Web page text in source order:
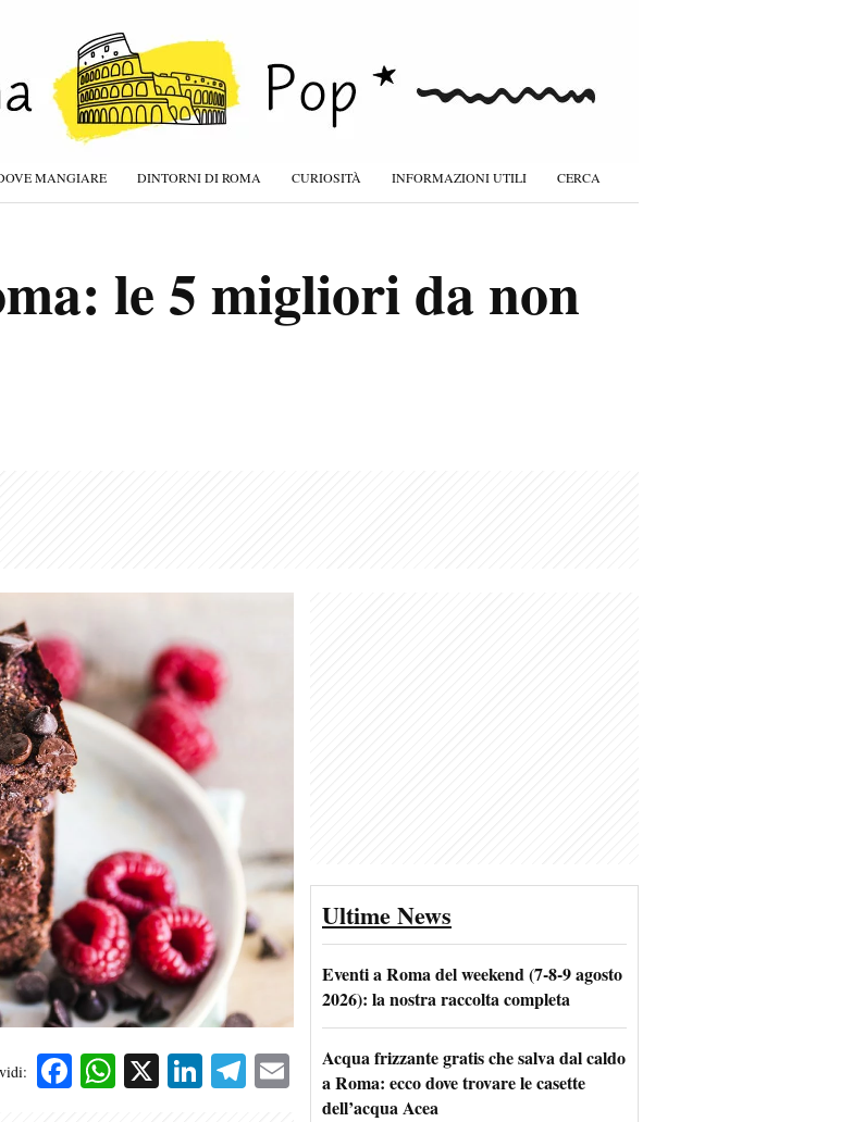
MANGIARE DINTORNI DI ROMA CURIOSITÀ INFORMAZIONI UTILI CERCA
le 5 migliori da non
Facebook
WhatsApp
X LinkedIn
Telegram
Email
Ultime News
Eventi a Roma del weekend (7-8-9 agosto
2026): la nostra raccolta completa
Acqua frizzante gratis che salva dal caldo
a Roma: ecco dove trovare le casette
dell’acqua Acea